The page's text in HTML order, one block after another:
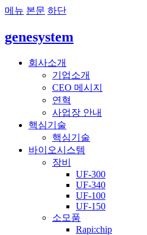
메뉴 본문 하단
genesystem
회사소개
기업소개
CEO 메시지
연혁
사업장 안내
핵심기술
핵심기술
바이오시스템
장비
UF-300
UF-340
UF-100
UF-150
소모품
Rapi:chip